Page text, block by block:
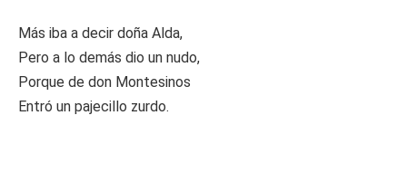
Más iba a decir doña Alda,
Pero a lo demás dio un nudo,
Porque de don Montesinos
Entró un pajecillo zurdo.